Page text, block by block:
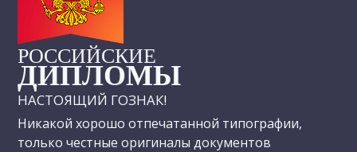
РОССИЙСКИЕ
ДИПЛОМЫ
НАСТОЯЩИЙ ГОЗНАК!
Никакой хорошо отпечатанной типографии,
только честные оригиналы документов